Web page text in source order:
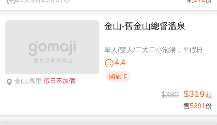
金山,萬里 假日不加價
金山-舊金山總督溫泉
4.4
國旅卡
$380 $319起
售5291份